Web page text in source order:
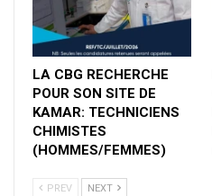
LA CBG RECHERCHE
POUR SON SITE DE
KAMAR: TECHNICIENS
CHIMISTES
(HOMMES/FEMMES)
PREV NEXT